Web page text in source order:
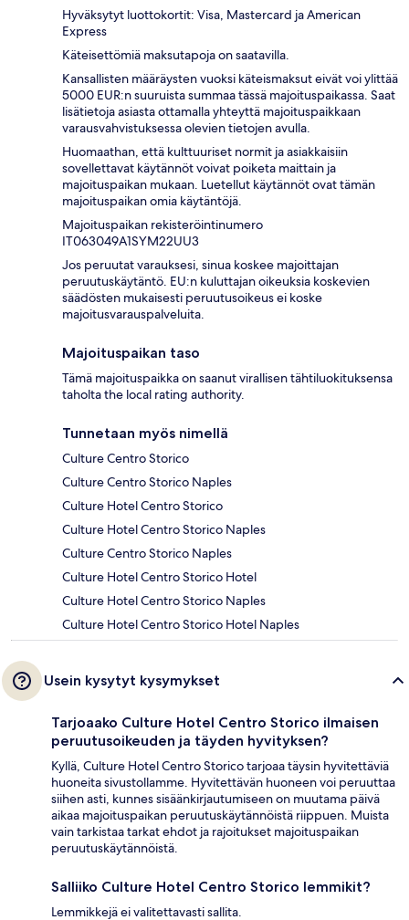
Hyväksytyt luottokortit: Visa, Mastercard ja American
Express
Käteisettömiä maksutapoja on saatavilla.
Kansallisten määräysten vuoksi käteismaksut eivät voi ylittää
5000 EUR:n suuruista summaa tässä majoituspaikassa. Saat
lisätietoja asiasta ottamalla yhteyttä majoituspaikkaan
varausvahvistuksessa olevien tietojen avulla.
Huomaathan, että kulttuuriset normit ja asiakkaisiin
sovellettavat käytännöt voivat poiketa maittain ja
majoituspaikan mukaan. Luetellut käytännöt ovat tämän
majoituspaikan omia käytäntöjä.
Majoituspaikan rekisteröintinumero
IT063049A1SYM22UU3
Jos peruutat varauksesi, sinua koskee majoittajan
peruutuskäytäntö. EU:n kuluttajan oikeuksia koskevien
säädösten mukaisesti peruutusoikeus ei koske
majoitusvarauspalveluita.
Majoituspaikan taso
Tämä majoituspaikka on saanut virallisen tähtiluokituksensa
taholta the local rating authority.
Tunnetaan myös nimellä
Culture Centro Storico
Culture Centro Storico Naples
Culture Hotel Centro Storico
Culture Hotel Centro Storico Naples
Culture Centro Storico Naples
Culture Hotel Centro Storico Hotel
Culture Hotel Centro Storico Naples
Culture Hotel Centro Storico Hotel Naples
Usein kysytyt kysymykset
Tarjoaako Culture Hotel Centro Storico ilmaisen
peruutusoikeuden ja täyden hyvityksen?
Kyllä, Culture Hotel Centro Storico tarjoaa täysin hyvitettäviä
huoneita sivustollamme. Hyvitettävän huoneen voi peruuttaa
siihen asti, kunnes sisäänkirjautumiseen on muutama päivä
aikaa majoituspaikan peruutuskäytännöistä riippuen. Muista
vain tarkistaa tarkat ehdot ja rajoitukset majoituspaikan
peruutuskäytännöistä.
Salliiko Culture Hotel Centro Storico lemmikit?
Lemmikkejä ei valitettavasti sallita.